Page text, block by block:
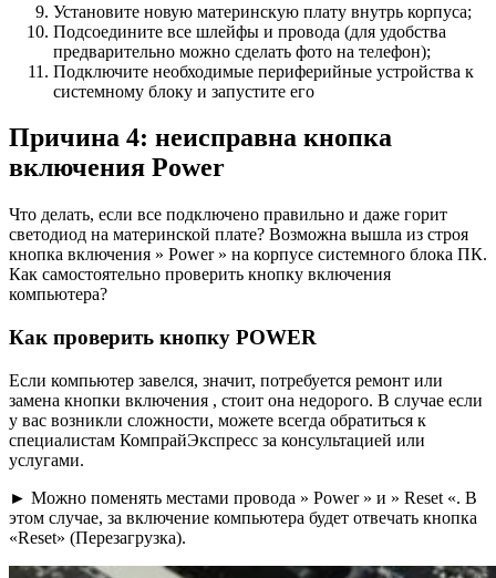
Установите новую материнскую плату внутрь корпуса;
Подсоедините все шлейфы и провода (для удобства
предварительно можно сделать фото на телефон);
Подключите необходимые периферийные устройства к
системному блоку и запустите его
Причина 4: неисправна кнопка
включения Power
Что делать, если все подключено правильно и даже горит
светодиод на материнской плате? Возможна вышла из строя
кнопка включения » Power » на корпусе системного блока ПК.
Как самостоятельно проверить кнопку включения
компьютера?
Как проверить кнопку POWER
Если компьютер завелся, значит, потребуется ремонт или
замена кнопки включения , стоит она недорого. В случае если
у вас возникли сложности, можете всегда обратиться к
специалистам КомпрайЭкспресс за консультацией или
услугами.
► Можно поменять местами провода » Power » и » Reset «. В
этом случае, за включение компьютера будет отвечать кнопка
«Reset» (Перезагрузка).